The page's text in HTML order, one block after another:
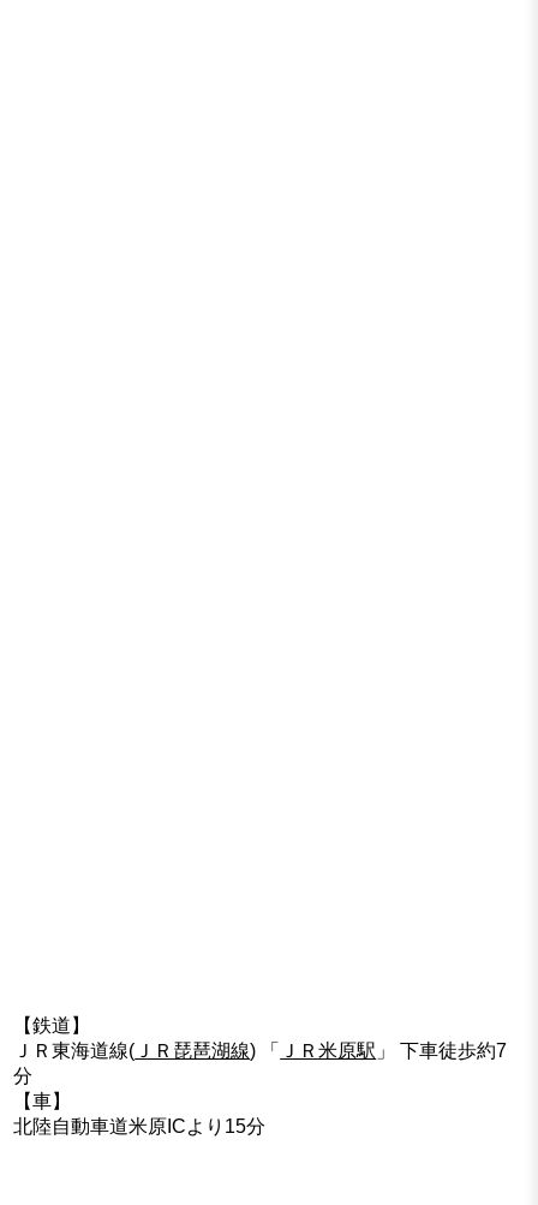
【鉄道】
ＪＲ東海道線( ＪＲ琵琶湖線) 「 ＪＲ米原駅 」 下車徒歩約7
分
【車】
北陸自動車道米原ICより15分